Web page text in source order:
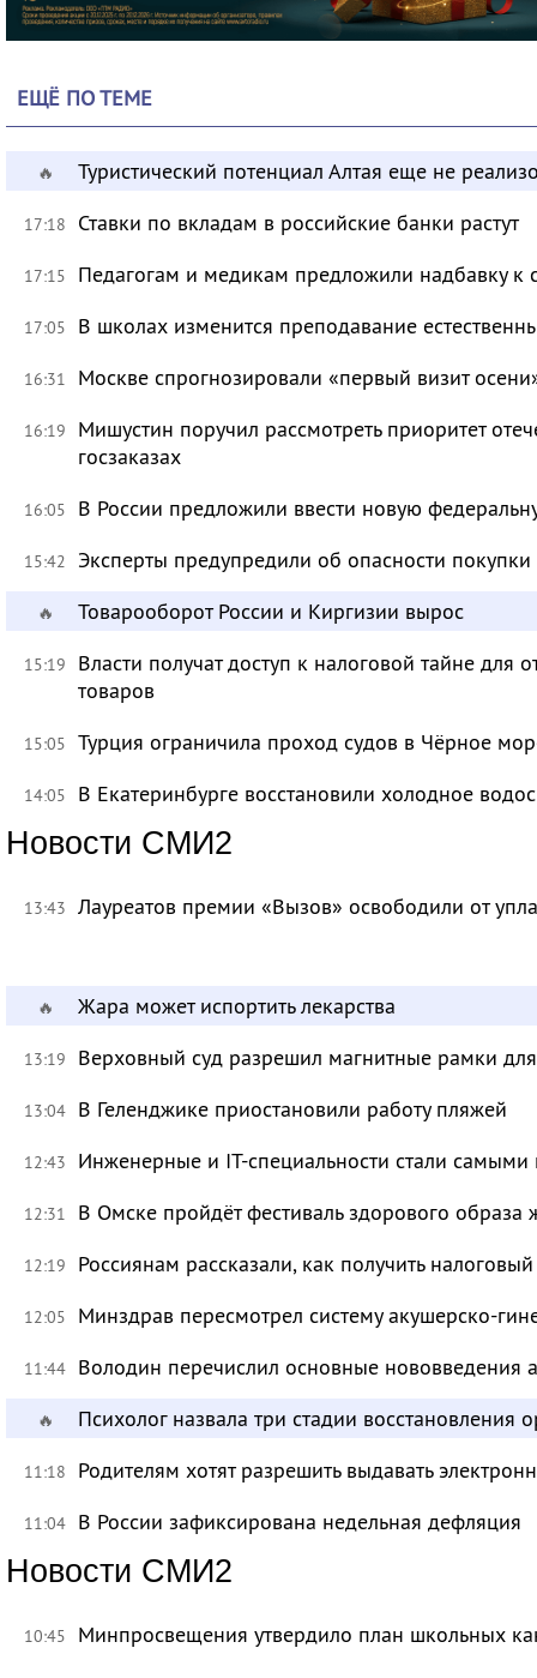
ЕЩЁ ПО ТЕМЕ
🔥 Туристический потенциал Алтая еще не
17:18 Ставки по вкладам в российские банки растут
17:15 Педагогам и медикам предложили надбавку к
17:05 В школах изменится преподавание
16:31 Москве спрогнозировали «первый визит
16:19
Мишустин поручил рассмотреть приоритет
госзаказах
16:05 В России предложили ввести новую
15:42 Эксперты предупредили об опасности
🔥 Товарооборот России и Киргизии вырос
15:19
Власти получат доступ к налоговой тайне для
товаров
15:05 Турция ограничила проход судов в Чёрное
14:05 В Екатеринбурге восстановили холодное
Новости СМИ2
13:43 Лауреатов премии «Вызов» освободили от
🔥 Жара может испортить лекарства
13:19 Верховный суд разрешил магнитные рамки
13:04 В Геленджике приостановили работу пляжей
12:43 Инженерные и IT-специальности стали
12:31 В Омске пройдёт фестиваль здорового
12:19 Россиянам рассказали, как получить
12:05 Минздрав пересмотрел систему акушерско-
11:44 Володин перечислил основные нововведения
🔥 Психолог назвала три стадии восстановления
11:18 Родителям хотят разрешить выдавать
11:04 В России зафиксирована недельная дефляция
Новости СМИ2
10:45 Минпросвещения утвердило план школьных